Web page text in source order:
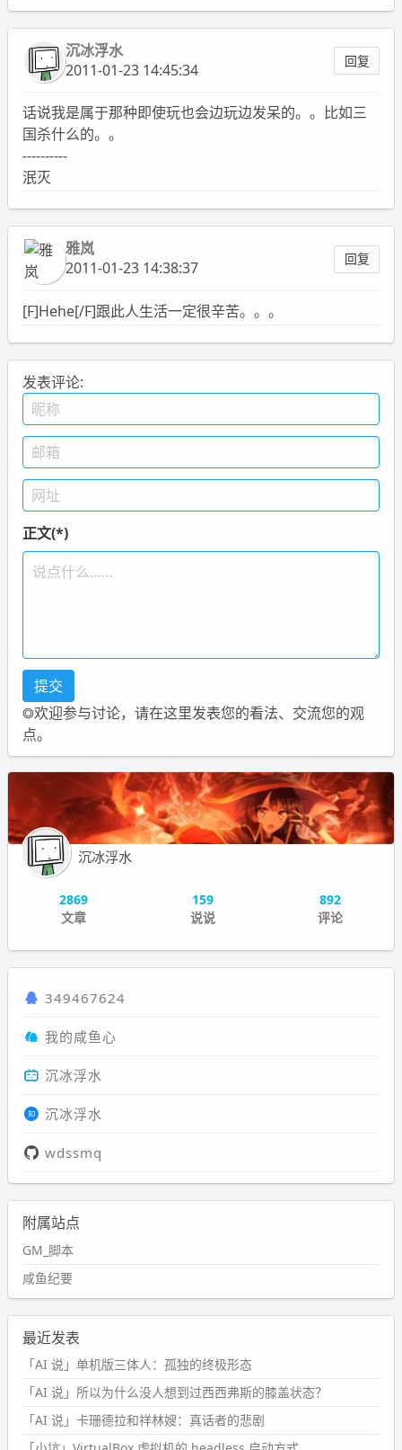
沉冰浮水
2011-01-23 14:45:34
回复
话说我是属于那种即使玩也会边玩边发呆的。。比如三
国杀什么的。。
----------
泯灭
雅岚
2011-01-23 14:38:37
回复
[F]Hehe[/F]跟此人生活一定很辛苦。。。
发表评论:
正文(*)
◎欢迎参与讨论，请在这里发表您的看法、交流您的观
点。
沉冰浮水
2869
文章
159
说说
892
评论
349467624
我的咸鱼心
沉冰浮水
沉冰浮水
wdssmq
附属站点
GM_脚本
咸鱼纪要
最近发表
「AI 说」单机版三体人：孤独的终极形态
「AI 说」所以为什么没人想到过西西弗斯的膝盖状态？
「AI 说」卡珊德拉和祥林嫂：真话者的悲剧